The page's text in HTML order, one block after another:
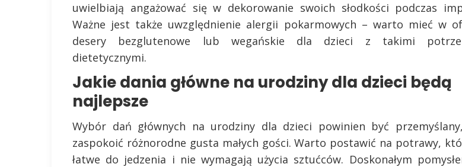
uwielbiają angażować się w dekorowanie swoich słodkości podczas
Ważne jest także uwzględnienie alergii pokarmowych – warto mieć w
desery bezglutenowe lub wegańskie dla dzieci z takimi
dietetycznymi.
Jakie dania główne na urodziny dla dzieci będą
najlepsze
Wybór dań głównych na urodziny dla dzieci powinien być
zaspokoić różnorodne gusta małych gości. Warto postawić na potrawy,
łatwe do jedzenia i nie wymagają użycia sztućców. Doskonałym